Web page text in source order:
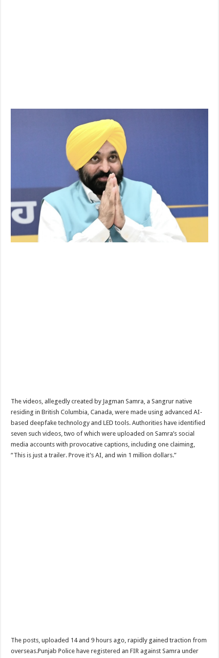
The videos, allegedly created by Jagman Samra, a Sangrur native
residing in British Columbia, Canada, were made using advanced AI-
based deepfake technology and LED tools. Authorities have identified
seven such videos, two of which were uploaded on Samra’s social
media accounts with provocative captions, including one claiming,
“This is just a trailer. Prove it’s AI, and win 1 million dollars.”
The posts, uploaded 14 and 9 hours ago, rapidly gained traction from
overseas.Punjab Police have registered an FIR against Samra under